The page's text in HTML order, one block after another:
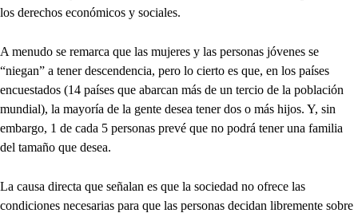
los derechos económicos y sociales.
A menudo se remarca que las mujeres y las personas jóvenes se
“niegan” a tener descendencia, pero lo cierto es que, en los países
encuestados (14 países que abarcan más de un tercio de la población
mundial), la mayoría de la gente desea tener dos o más hijos. Y, sin
embargo, 1 de cada 5 personas prevé que no podrá tener una familia
del tamaño que desea.
La causa directa que señalan es que la sociedad no ofrece las
condiciones necesarias para que las personas decidan libremente sobre